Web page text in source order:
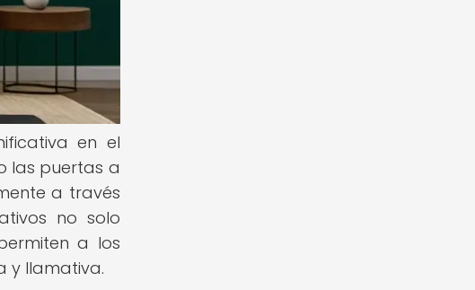
en el
las puertas a
a través
no solo
a los
y llamativa.